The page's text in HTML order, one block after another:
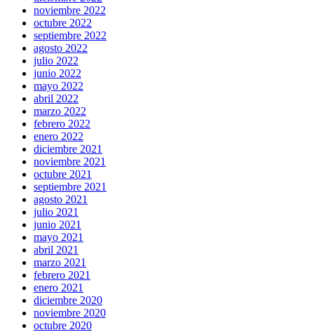
noviembre 2022
octubre 2022
septiembre 2022
agosto 2022
julio 2022
junio 2022
mayo 2022
abril 2022
marzo 2022
febrero 2022
enero 2022
diciembre 2021
noviembre 2021
octubre 2021
septiembre 2021
agosto 2021
julio 2021
junio 2021
mayo 2021
abril 2021
marzo 2021
febrero 2021
enero 2021
diciembre 2020
noviembre 2020
octubre 2020